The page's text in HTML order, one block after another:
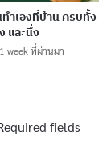
พลงดีที่เหมาะกับ
ทำเองที่บ้าน ครบทั้ง
และนึ่ง
week ที่ผ่านมา
fields